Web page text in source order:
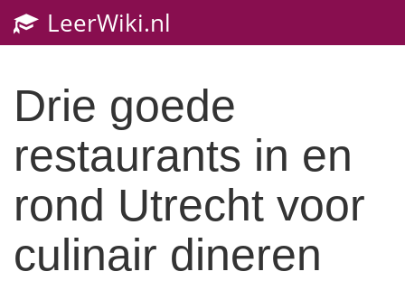
LeerWiki.nl
Drie goede
restaurants in en
rond Utrecht voor
culinair dineren